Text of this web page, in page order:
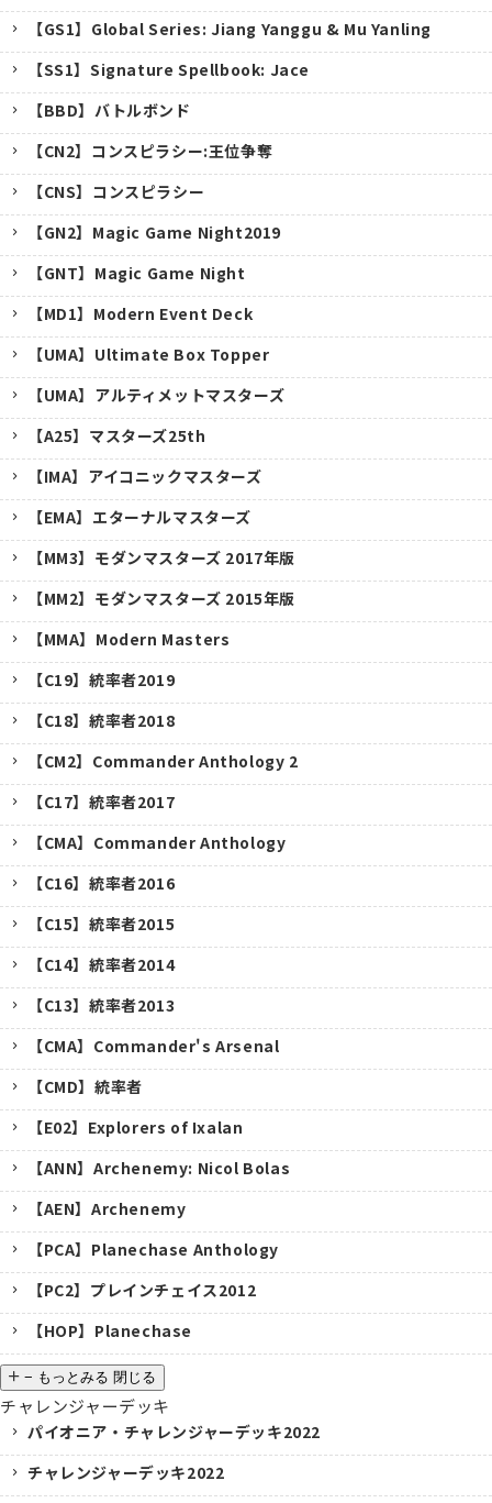
キャンセル
【GS1】Global Series: Jiang Yanggu & Mu Yanling
【SS1】Signature Spellbook: Jace
【BBD】バトルボンド
【CN2】コンスピラシー:王位争奪
【CNS】コンスピラシー
【GN2】Magic Game Night2019
【GNT】Magic Game Night
【MD1】Modern Event Deck
【UMA】Ultimate Box Topper
【UMA】アルティメットマスターズ
【A25】マスターズ25th
【IMA】アイコニックマスターズ
【EMA】エターナルマスターズ
【MM3】モダンマスターズ 2017年版
【MM2】モダンマスターズ 2015年版
【MMA】Modern Masters
【C19】統率者2019
【C18】統率者2018
【CM2】Commander Anthology 2
【C17】統率者2017
【CMA】Commander Anthology
【C16】統率者2016
【C15】統率者2015
【C14】統率者2014
【C13】統率者2013
【CMA】Commander's Arsenal
【CMD】統率者
【E02】Explorers of Ixalan
【ANN】Archenemy: Nicol Bolas
【AEN】Archenemy
【PCA】Planechase Anthology
【PC2】プレインチェイス2012
【HOP】Planechase
− もっとみる 閉じる
チャレンジャーデッキ
パイオニア・チャレンジャーデッキ2022
チャレンジャーデッキ2022